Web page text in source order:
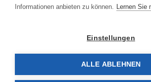
© 2026 G. Ascherl GmbH
Informationen anbieten zu können. Lernen Sie
Einstellungen
ALLE ABLEHNEN